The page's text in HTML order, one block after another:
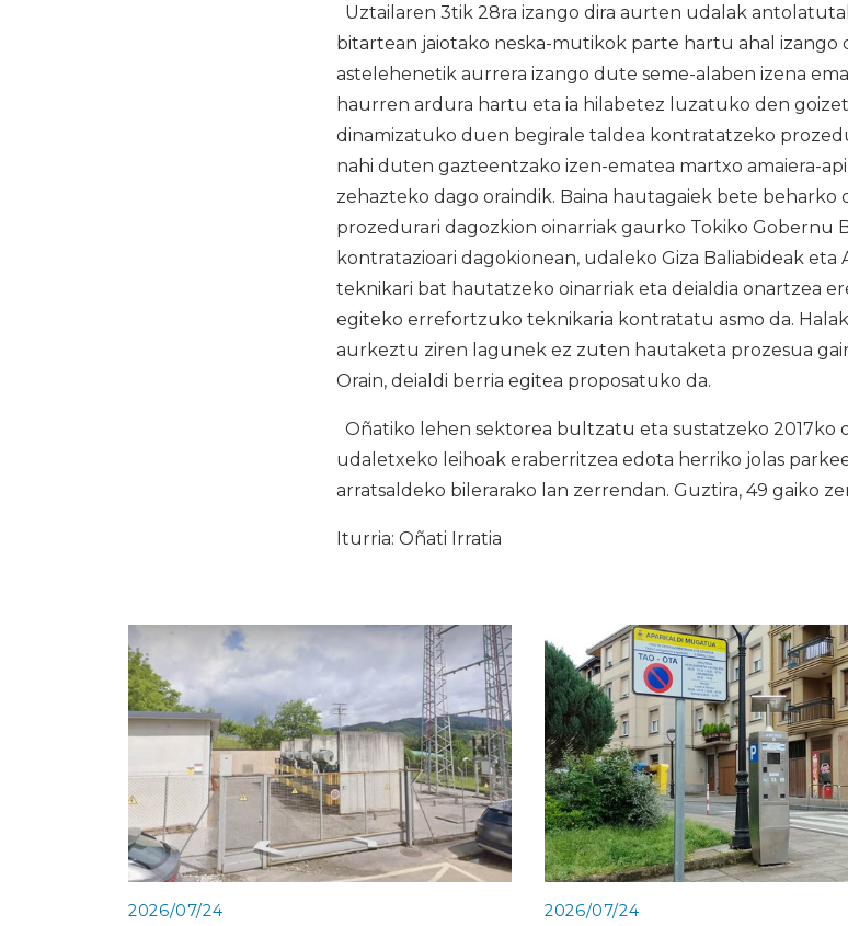
Uztailaren 3tik 28ra izango dira aurten udalak
bitartean jaiotako neska-mutikok parte hartu ahal
astelehenetik aurrera izango dute seme-alaben izena
haurren ardura hartu eta ia hilabetez luzatuko den
dinamizatuko duen begirale taldea kontratatzeko
nahi duten gazteentzako izen-ematea martxo amaiera-
zehazteko dago oraindik. Baina hautagaiek bete
prozedurari dagozkion oinarriak gaurko Tokiko Gobernu
kontratazioari dagokionean, udaleko Giza Baliabideak
teknikari bat hautatzeko oinarriak eta deialdia onartzea
egiteko errefortzuko teknikaria kontratatu asmo da.
aurkeztu ziren lagunek ez zuten hautaketa prozesua
Orain, deialdi berria egitea proposatuko da.
Oñatiko lehen sektorea bultzatu eta sustatzeko 2017ko
udaletxeko leihoak eraberritzea edota herriko jolas
arratsaldeko bilerarako lan zerrendan. Guztira, 49 gaiko
Iturria: Oñati Irratia
2026/07/24 2026/07/24